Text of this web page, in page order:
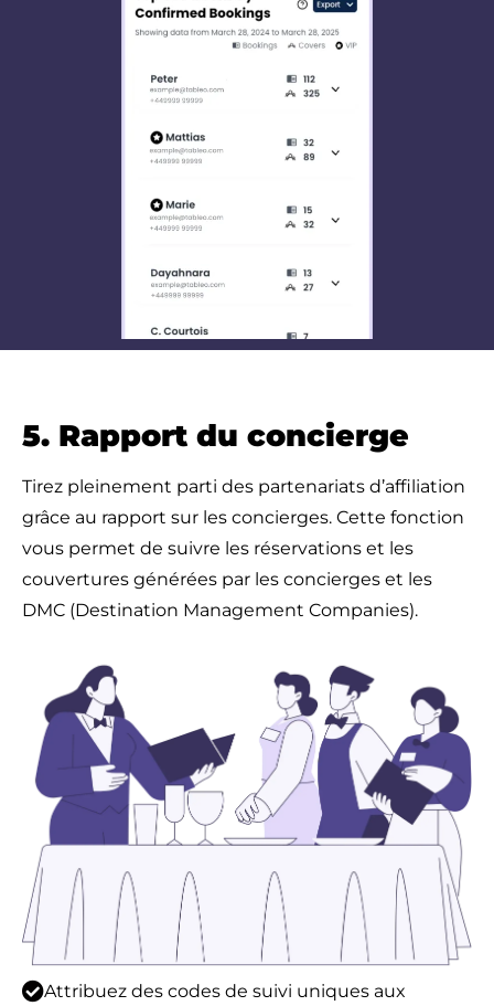
5. Rapport du concierge
Tirez pleinement parti des partenariats d’affiliation
grâce au rapport sur les concierges. Cette fonction
vous permet de suivre les réservations et les
couvertures générées par les concierges et les
DMC (Destination Management Companies).
Attribuez des codes de suivi uniques aux